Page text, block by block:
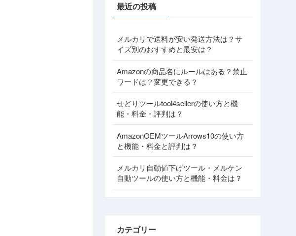
最近の投稿
メルカリで送料が安い発送方法は？サ
イズ別のおすすめと最安は？
Amazonの商品名にルールはある？禁止
ワードは？変更できる？
せどりツールtool4sellerの使い方と機
能・料金・評判は？
AmazonOEMツールArrows10の使い方
と機能・料金と評判は？
メルカリ自動値下げツール・メルケン
自動ツールの使い方と機能・料金は？
カテゴリー